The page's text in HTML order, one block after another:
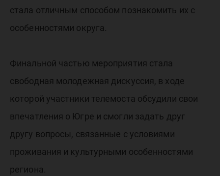
стала отличным способом познакомить их с
особенностями округа.
Финальной частью мероприятия стала
свободная молодежная дискуссия, в ходе
которой участники телемоста обсудили свои
впечатления о Югре и смогли задать друг
другу вопросы, связанные с условиями
проживания и культурными особенностями
региона.